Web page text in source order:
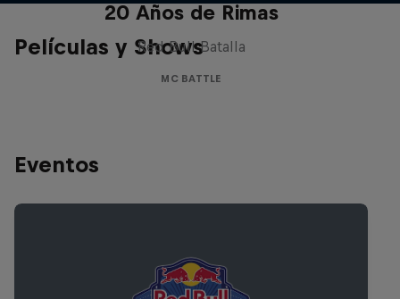
Películas y Shows
20 Años de Rimas
Red Bull Batalla
MC BATTLE
Eventos